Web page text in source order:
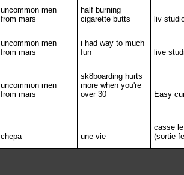
uncommon men
from mars
half burning
cigarette butts
liv
uncommon men
from mars
i had way to much
fun
live
uncommon men
from mars
sk8boarding hurts
more when you're
over 30
Easy
chepa une vie
casse
(sortie